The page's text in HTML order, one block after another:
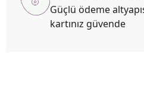
Güçlü ödeme
kartınız güvende